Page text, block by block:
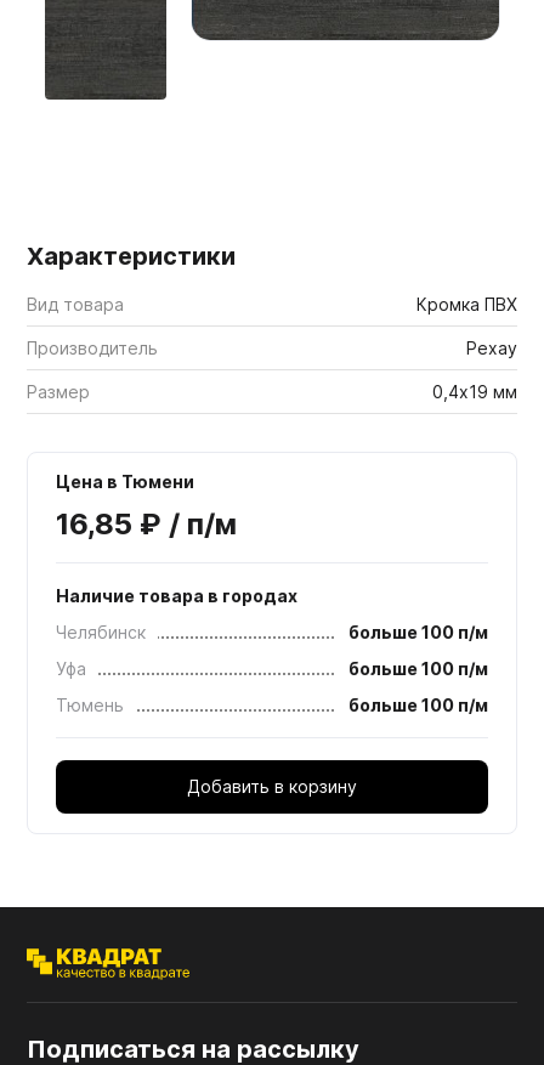
Мебельные образцы, каталоги
Характеристики
Вид товара Кромка ПВХ
Производитель Рехау
Размер 0,4х19 мм
Цена в Тюмени
16,85 ₽ / п/м
Наличие товара в городах
Челябинск
больше 100 п/м
Уфа
больше 100 п/м
Тюмень
больше 100 п/м
Добавить в корзину
Подписаться на рассылку